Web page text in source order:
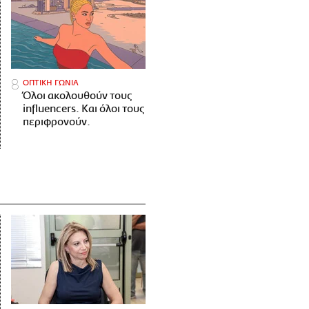
ΟΠΤΙΚΗ ΓΩΝΙΑ
Όλοι ακολουθούν τους
influencers. Και όλοι τους
περιφρονούν.